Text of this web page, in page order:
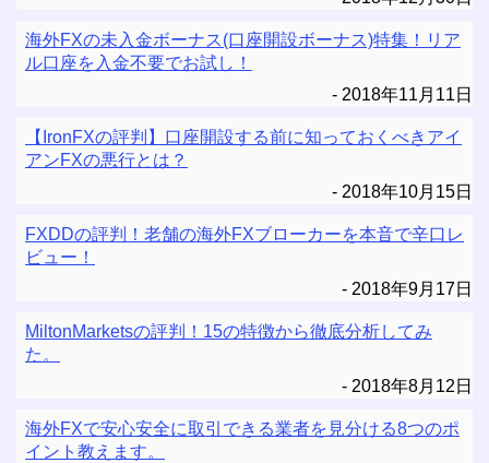
海外FXの未入金ボーナス(口座開設ボーナス)特集！リア
ル口座を入金不要でお試し！
2018年11月11日
【IronFXの評判】口座開設する前に知っておくべきアイ
アンFXの悪行とは？
2018年10月15日
FXDDの評判！老舗の海外FXブローカーを本音で辛口レ
ビュー！
2018年9月17日
MiltonMarketsの評判！15の特徴から徹底分析してみ
た。
2018年8月12日
海外FXで安心安全に取引できる業者を見分ける8つのポ
イント教えます。